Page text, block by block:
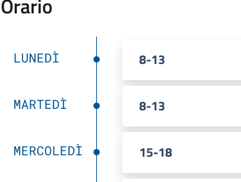
LUNEDÌ 8-13
MARTEDÌ 8-13
MERCOLEDÌ 15-18